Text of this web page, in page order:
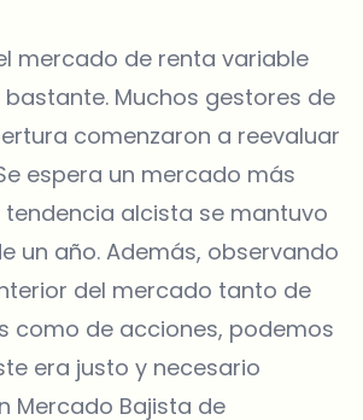
mercado de renta variable
Muchos gestores de
comenzaron a reevaluar
espera un mercado más
tendencia alcista se mantuvo
un año. Además, observando
del mercado tanto de
como de acciones, podemos
era justo y necesario
Mercado Bajista de